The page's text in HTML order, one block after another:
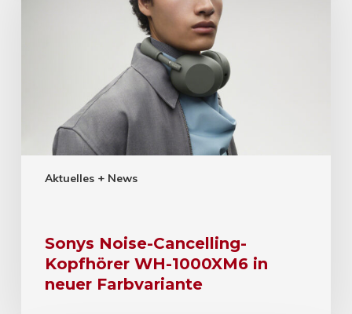
Aktuelles + News
Sonys Noise-Cancelling-
Kopfhörer WH-1000XM6 in
neuer Farbvariante